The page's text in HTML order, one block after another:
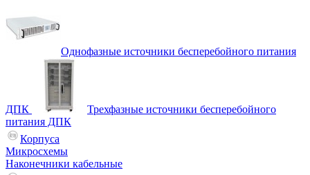
Однофазные источники бесперебойного питания
ДПК
Трехфазные источники бесперебойного
питания ДПК
Корпуса
Микросхемы
Наконечники кабельные